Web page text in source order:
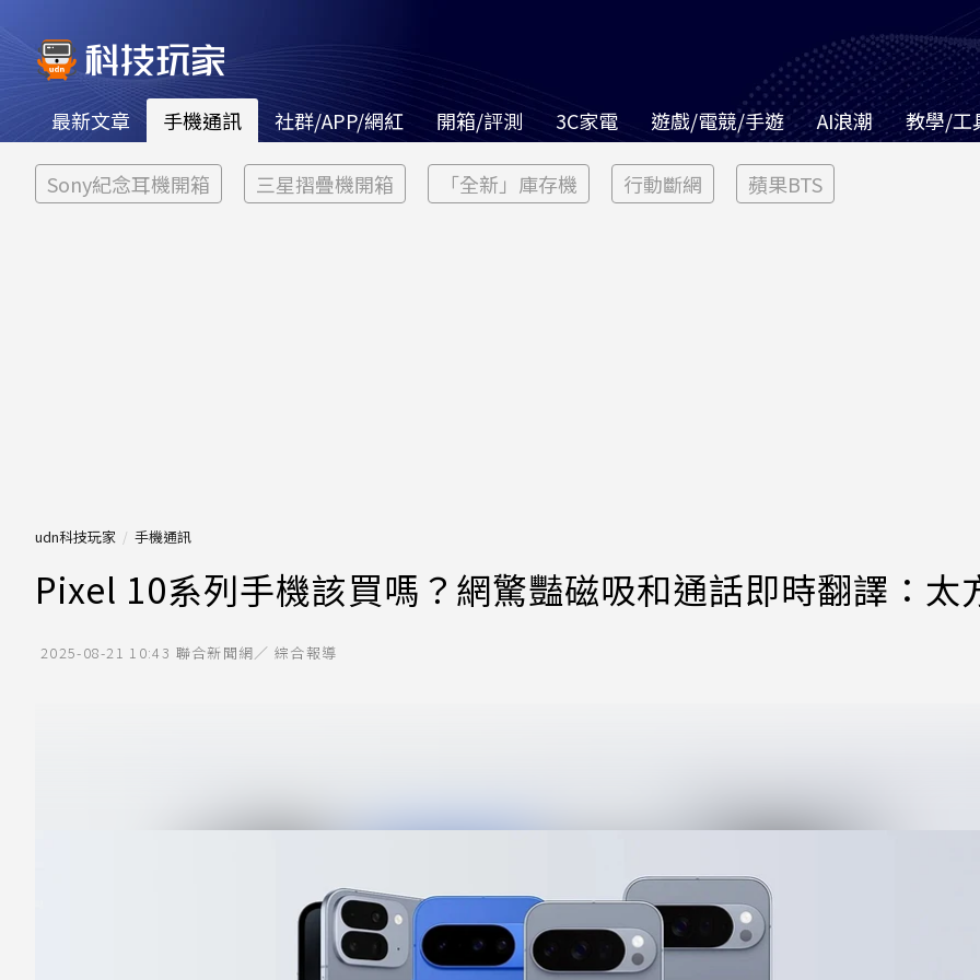
最新文章 手機通訊 社群/APP/網紅 開箱/評測 3C家電 遊戲/電競/手遊 AI浪潮 教學/工
Sony紀念耳機開箱 三星摺疊機開箱 「全新」庫存機 行動斷網 蘋果BTS
udn科技玩家 手機通訊
Pixel 10系列手機該買嗎？網驚豔磁吸和通話即時翻譯：太
2025-08-21 10:43 聯合新聞網／ 綜合報導